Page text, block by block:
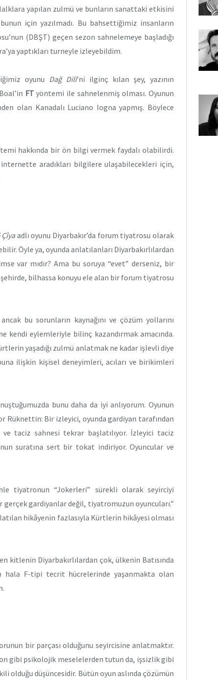
yapılan zulmü ve bunların sanattaki etkisini
için yazılmadı. Bu bahsettiğimiz insanların
(DBŞT) geçen sezon sahnelemeye başladığı
yaptıkları turneyle izleyebildim.
oyunu Dağ Dili’ni ilginç kılan şey, yazının
FTyöntemi ile sahnelenmiş olması. Oyunun
olan Kanadalı Luciano Iogna yapmış. Böylece
hakkında bir ön bilgi vermek faydalı olabilirdi.
aradıkları bilgilere ulaşabilecekleri için,
adlı oyunu Diyarbakır’da forum tiyatrosu olarak
Öyle ya, oyunda anlatılanları Diyarbakırlılardan
var mıdır? Ama bu soruya “evet” derseniz, bir
bilhassa konuyu ele alan bir forum tiyatrosu
bu sorunların kaynağını ve çözüm yollarını
kendi eylemleriyle bilinç kazandırmak amacında.
yaşadığı zulmü anlatmak ne kadar işlevli diye
ilişkin kişisel deneyimleri, acıları ve birikimleri
bunu daha da iyi anlıyorum. Oyunun
Rüknettin: Bir izleyici, oyunda gardiyan tarafından
taciz sahnesi tekrar başlatılıyor. İzleyici taciz
suratına sert bir tokat indiriyor. Oyuncular ve
tiyatronun “Jokerleri” sürekli olarak seyirciyi
gerçek gardiyanlar değil, tiyatromuzun oyuncuları.”
hikâyenin fazlasıyla Kürtlerin hikâyesi olması
kitlenin Diyarbakırlılardan çok, ülkenin Batısında
hala F-tipi tecrit hücrelerinde yaşanmakta olan
bir parçası olduğunu seyircisine anlatmaktır.
gibi psikolojik meselelerden tutun da, işsizlik gibi
olduğu düşüncesidir. Bütün oyun aslında çözümün